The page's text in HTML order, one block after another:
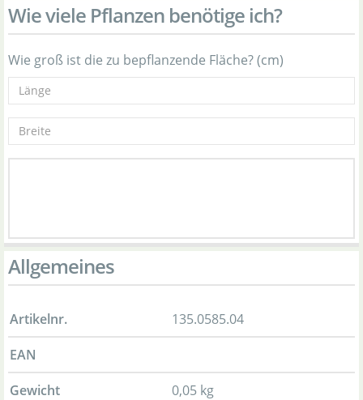
Wie viele Pflanzen benötige ich?
Wie groß ist die zu bepflanzende Fläche? (cm)
Allgemeines
Artikelnr.
135.0585.04
EAN
Gewicht
0,05 kg